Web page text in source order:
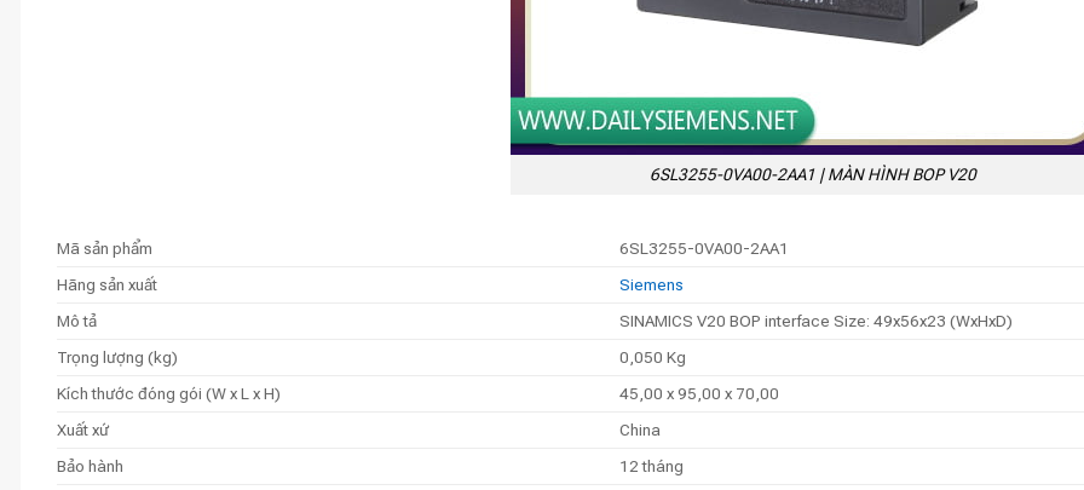
6SL3255-0VA00-2AA1 | MÀN HÌNH BOP V20
Mã sản phẩm
6SL3255-0VA00-2AA1
Hãng sản xuất
Siemens
Mô tả
SINAMICS V20 BOP interface Size: 49x56x23 (WxHxD)
Trọng lượng (kg)
0,050 Kg
Kích thước đóng gói (W x L x H)
45,00 x 95,00 x 70,00
Xuất xứ
China
Bảo hành
12 tháng